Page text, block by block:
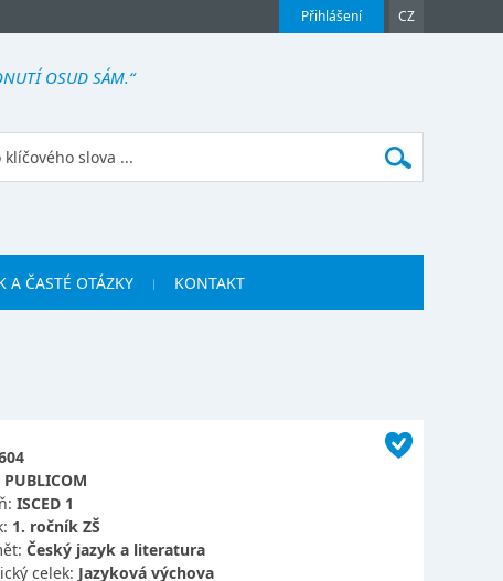
Přihlášení CZ
OSUD SÁM.“
A ČASTÉ OTÁZKY KONTAKT
PUBLICOM
ISCED 1
1. ročník ZŠ
Český jazyk a literatura
celek: Jazyková výchova